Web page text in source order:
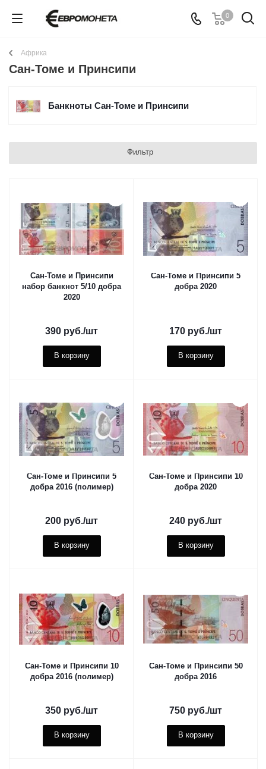
0
Африка
Сан-Томе и Принсипи
Банкноты Сан-Томе и Принсипи
Фильтр
Сан-Томе и Принсипи
набор банкнот 5/10 добра
2020
390 руб./шт
В корзину
Сан-Томе и Принсипи 5
добра 2020
170 руб./шт
В корзину
Сан-Томе и Принсипи 5
добра 2016 (полимер)
200 руб./шт
В корзину
Сан-Томе и Принсипи 10
добра 2020
240 руб./шт
В корзину
Сан-Томе и Принсипи 10
добра 2016 (полимер)
350 руб./шт
В корзину
Сан-Томе и Принсипи 50
добра 2016
750 руб./шт
В корзину